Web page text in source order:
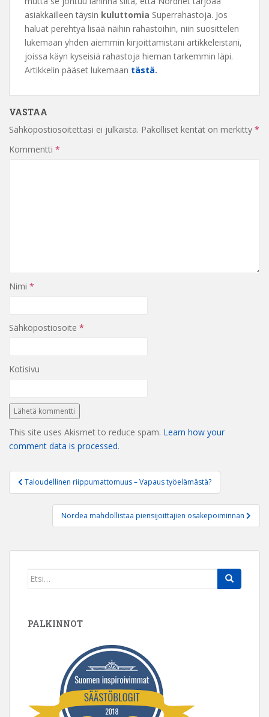
asiakkailleen täysin kuluttomia Superrahastoja. Jos
haluat perehtyä lisää näihin rahastoihin, niin suosittelen
lukemaan yhden aiemmin kirjoittamistani artikkeleistani,
joissa käyn kyseisiä rahastoja hieman tarkemmin läpi.
Artikkelin pääset lukemaan tästä.
VASTAA
Sähköpostiosoitettasi ei julkaista. Pakolliset kentät on merkitty *
Kommentti *
Nimi *
Sähköpostiosoite *
Kotisivu
This site uses Akismet to reduce spam. Learn how your
comment data is processed.
Artikkelien
selaus
Taloudellinen riippumattomuus – Vapaus työelämästä?
Nordea mahdollistaa piensijoittajien osakepoiminnan
Search
PALKINNOT